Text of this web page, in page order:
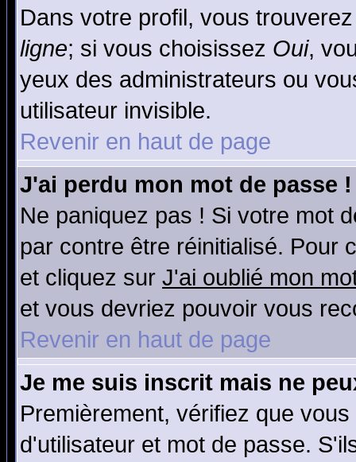
Dans votre profil, vous
ligne; si vous choisissez Oui,
yeux des administrateurs ou
utilisateur invisible.
Revenir en haut de page
J'ai perdu mon mot de passe !
Ne paniquez pas ! Si votre mot
par contre être réinitialisé. Pour
et cliquez sur J'ai oublié mon
et vous devriez pouvoir vous
Revenir en haut de page
Je me suis inscrit mais ne
Premièrement, vérifiez que
d'utilisateur et mot de passe.